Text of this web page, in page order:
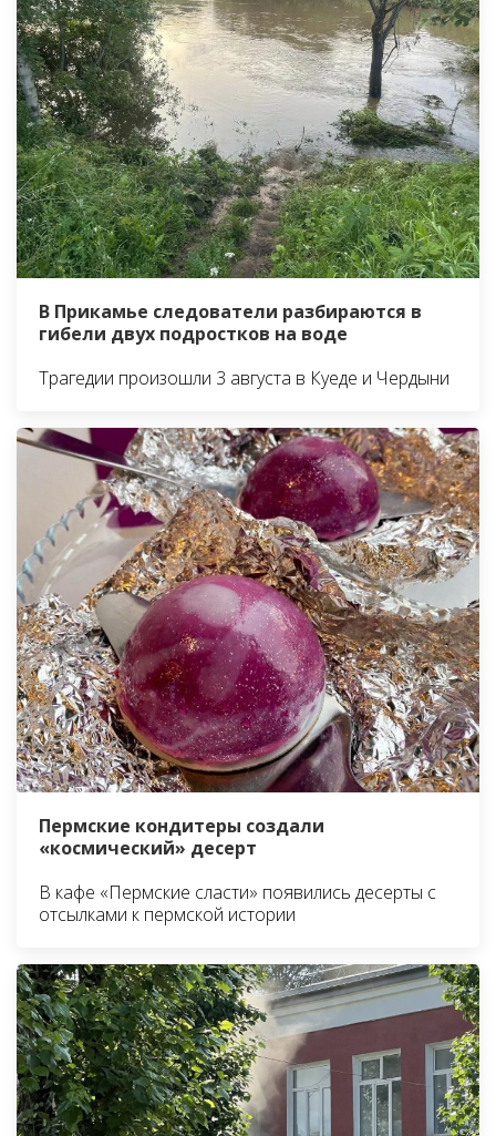
В Прикамье следователи разбираются в
гибели двух подростков на воде
Трагедии произошли 3 августа в Куеде и Чердыни
Пермские кондитеры создали
«космический» десерт
В кафе «Пермские сласти» появились десерты с
отсылками к пермской истории